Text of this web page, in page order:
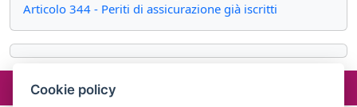
Articolo 344 - Periti di assicurazione già iscritti
Cookie policy